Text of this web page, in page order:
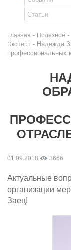
Главная - Полезное -
Эксперт - Надежда
профессиональных
01.09.2018 3666
Актуальные
организации
Заец!